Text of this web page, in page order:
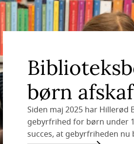
børn
Siden maj 2025 har
gebyrfrihed for børn under
succes, at gebyrfriheden